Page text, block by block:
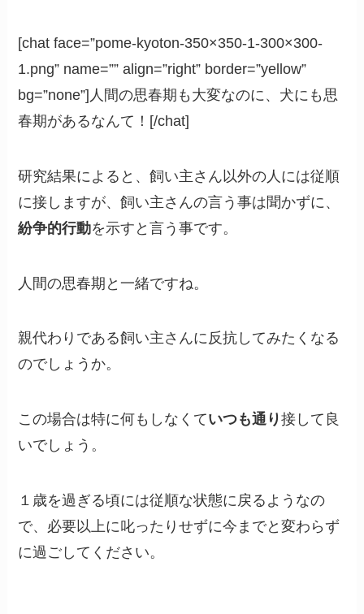
[chat face=”pome-kyoton-350×350-1-300×300-
1.png” name=”” align=”right” border=”yellow”
bg=”none”]人間の思春期も大変なのに、犬にも思
春期があるなんて！[/chat]
研究結果によると、飼い主さん以外の人には従順
に接しますが、飼い主さんの言う事は聞かずに、
紛争的行動を示すと言う事です。
人間の思春期と一緒ですね。
親代わりである飼い主さんに反抗してみたくなる
のでしょうか。
この場合は特に何もしなくていつも通り接して良
いでしょう。
１歳を過ぎる頃には従順な状態に戻るようなの
で、必要以上に叱ったりせずに今までと変わらず
に過ごしてください。